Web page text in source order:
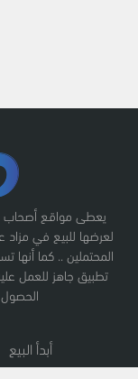
يعطى مواقع أصحاب
لعرضها للبيع في
المحتملين .. كما أنها
تطبيق جاهز للعمل
الحصول
أبدأ البيع